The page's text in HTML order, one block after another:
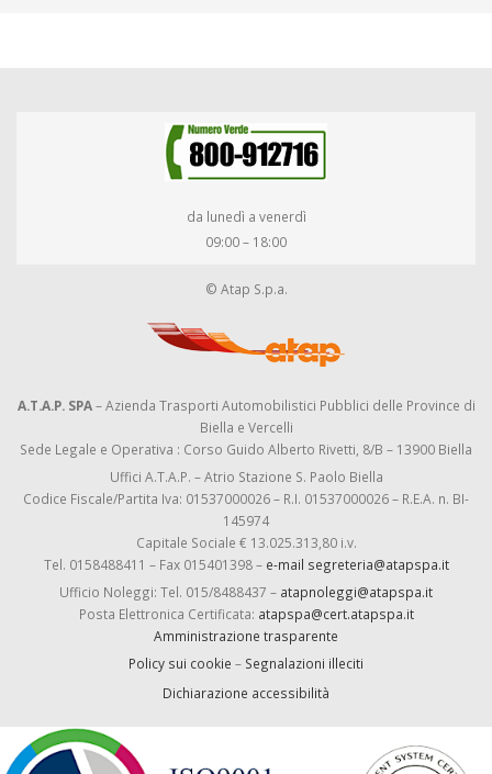
da lunedì a venerdì
09:00 – 18:00
© Atap S.p.a.
A.T.A.P. SPA– Azienda Trasporti Automobilistici Pubblici delle Province di
Biella e Vercelli
Sede Legale e Operativa : Corso Guido Alberto Rivetti, 8/B – 13900 Biella
Uffici A.T.A.P. – Atrio Stazione S. Paolo Biella
Codice Fiscale/Partita Iva: 01537000026 – R.I. 01537000026 – R.E.A. n. BI-
145974
Capitale Sociale € 13.025.313,80 i.v.
Tel. 0158488411 – Fax 015401398 – e-mail segreteria@atapspa.it
Ufficio Noleggi: Tel. 015/8488437 – atapnoleggi@atapspa.it
Posta Elettronica Certificata: atapspa@cert.atapspa.it
Amministrazione trasparente
Policy sui cookie – Segnalazioni illeciti
Dichiarazione accessibilità